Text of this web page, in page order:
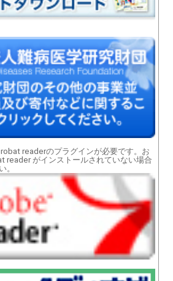
readerのプラグインが必要です。お
reader がインストールされていない場合
。